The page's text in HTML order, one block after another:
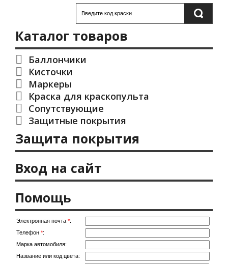
Каталог товаров
Баллончики
Кисточки
Маркеры
Краска для краскопульта
Сопутствующие
Защитные покрытия
Защита покрытия
Вход на сайт
Помощь
Электронная почта *:
Телефон *:
Марка автомобиля:
Название или код цвета: